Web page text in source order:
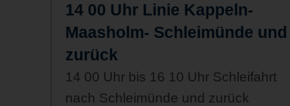
14 00 Uhr Linie Kappeln-
Maasholm- Schleimünde und
zurück
14 00 Uhr bis 16 10 Uhr Schleifahrt
nach Schleimünde und zurück